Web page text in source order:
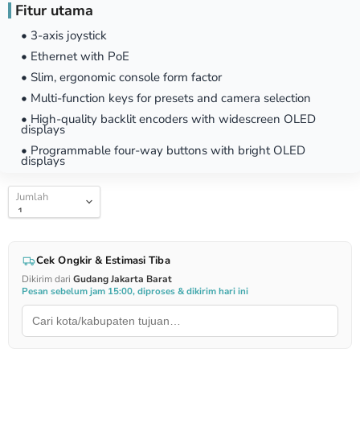
Fitur utama
• 3-axis joystick
• Ethernet with PoE
• Slim, ergonomic console form factor
• Multi-function keys for presets and camera selection
• High-quality backlit encoders with widescreen OLED
displays
• Programmable four-way buttons with bright OLED
displays
Jumlah
Cek Ongkir & Estimasi Tiba
Dikirim dari Gudang Jakarta Barat
Pesan sebelum jam 15:00, diproses & dikirim hari ini